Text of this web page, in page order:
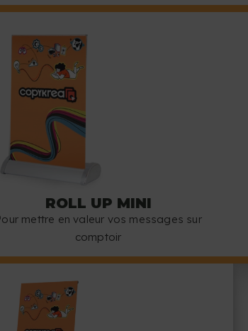
ROLL UP MINI
mettre en valeur vos messages sur
comptoir